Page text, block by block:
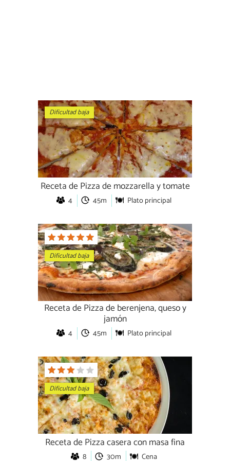
Dificultad baja
Receta de Pizza de mozzarella y tomate
4 45m Plato principal
Dificultad baja
Receta de Pizza de berenjena, queso y
jamón
4 45m Plato principal
Dificultad baja
Receta de Pizza casera con masa fina
8 30m Cena